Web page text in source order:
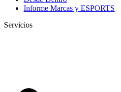
Informe Marcas y ESPORTS
Servicios